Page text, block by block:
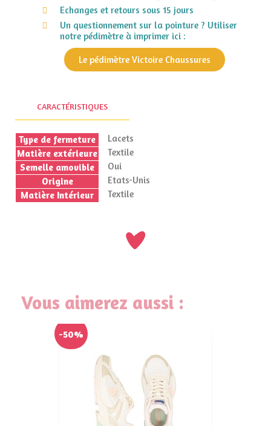
Echanges et retours sous 15 jours
Un questionnement sur la pointure ? Utiliser
notre pédimètre à imprimer ici :
Le pédimètre Victoire Chaussures
CARACTÉRISTIQUES
Type de fermeture
Lacets
Matière extérieure
Textile
Semelle amovible
Oui
Origine
Etats-Unis
Matière Intérieur
Textile
Vous aimerez aussi :
-50%